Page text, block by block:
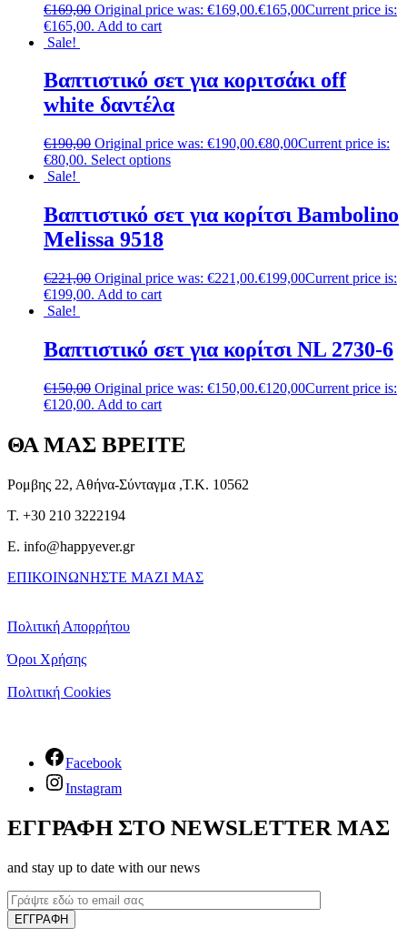
€169,00 Original price was: €169,00.€165,00Current price is:
€165,00. Add to cart
Sale!
Βαπτιστικό σετ για κοριτσάκι off
white δαντέλα
€190,00 Original price was: €190,00.€80,00Current price is:
€80,00. Select options
Sale!
Βαπτιστικό σετ για κορίτσι Bambolino
Melissa 9518
€221,00 Original price was: €221,00.€199,00Current price is:
€199,00. Add to cart
Sale!
Βαπτιστικό σετ για κορίτσι NL 2730-6
€150,00 Original price was: €150,00.€120,00Current price is:
€120,00. Add to cart
ΘΑ ΜΑΣ ΒΡΕΙΤΕ
Ρομβης 22, Αθήνα-Σύνταγμα ,Τ.Κ. 10562
T. +30 210 3222194
E. info@happyever.gr
ΕΠΙΚΟΙΝΩΝΗΣΤΕ ΜΑΖΙ ΜΑΣ
Πολιτική Απορρήτου
Όροι Χρήσης
Πολιτική Cookies
Facebook
Instagram
ΕΓΓΡΑΦΗ ΣΤΟ NEWSLETTER ΜΑΣ
and stay up to date with our news